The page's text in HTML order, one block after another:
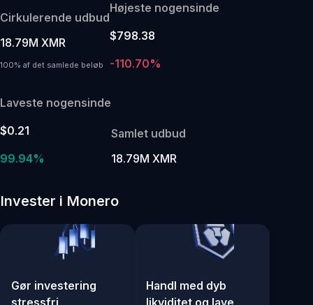
Cirkulerende udbud
18.79M XMR
100% af det samlede beløb
Højeste nogensinde
$798.38
-110.70%
Laveste nogensinde
$0.21
99.94%
Samlet udbud
18.79M XMR
Invester i Monero
Gør investering
stressfri
Handl med dyb
likviditet og lave